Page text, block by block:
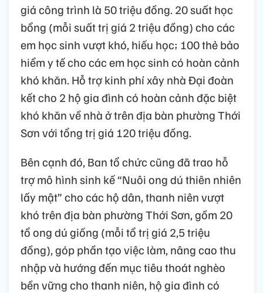
giá công trình là 50 triệu đồng. 20 suất học
bổng (mỗi suất trị giá 2 triệu đồng) cho các
em học sinh vượt khó, hiếu học; 100 thẻ bảo
hiểm y tế cho các em học sinh có hoàn cảnh
khó khăn. Hỗ trợ kinh phí xây nhà Đại đoàn
kết cho 2 hộ gia đình có hoàn cảnh đặc biệt
khó khăn về nhà ở trên địa bàn phường Thới
Sơn với tổng trị giá 120 triệu đồng.
Bên cạnh đó, Ban tổ chức cũng đã trao hỗ
trợ mô hình sinh kế “Nuôi ong dú thiên nhiên
lấy mật” cho các hộ dân, thanh niên vượt
khó trên địa bàn phường Thới Sơn, gồm 20
tổ ong dú giống (mỗi tổ trị giá 2,5 triệu
đồng), góp phần tạo việc làm, nâng cao thu
nhập và hướng đến mục tiêu thoát nghèo
bền vững cho thanh niên, hộ gia đình có